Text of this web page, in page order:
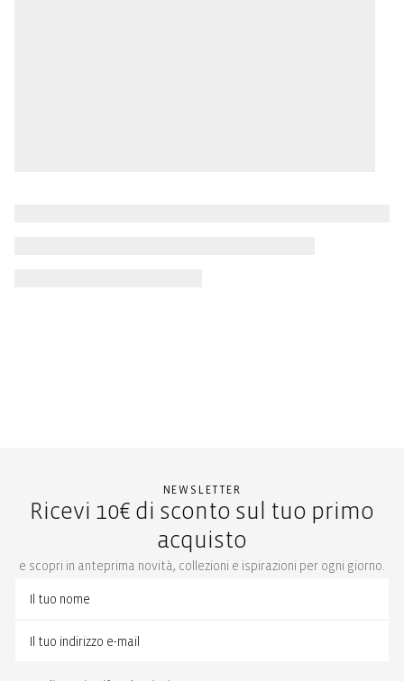
NEWSLETTER
Ricevi 10€ di sconto sul tuo primo
acquisto
e scopri in anteprima novità, collezioni e ispirazioni per ogni giorno.